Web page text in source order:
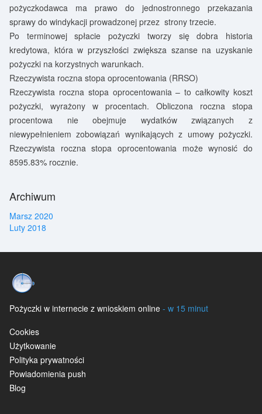
pożyczkodawca ma prawo do jednostronnego przekazania
sprawy do windykacji prowadzonej przez strony trzecie.
Po terminowej spłacie pożyczki tworzy się dobra historia
kredytowa, która w przyszłości zwiększa szanse na uzyskanie
pożyczki na korzystnych warunkach.
Rzeczywista roczna stopa oprocentowania (RRSO)
Rzeczywista roczna stopa oprocentowania – to całkowity koszt
pożyczki, wyrażony w procentach. Obliczona roczna stopa
procentowa nie obejmuje wydatków związanych z
niewypełnieniem zobowiązań wynikających z umowy pożyczki.
Rzeczywista roczna stopa oprocentowania może wynosić do
8595.83% rocznie.
Archiwum
Marsz 2020
Luty 2018
Pożyczki w internecie z wnioskiem online - w 15 minut
Cookies
Użytkowanie
Polityka prywatności
Powiadomienia push
Blog